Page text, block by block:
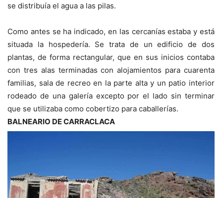
se distribuía el agua a las pilas.
Como antes se ha indicado, en las cercanías estaba y está
situada la hospedería. Se trata de un edificio de dos
plantas, de forma rectangular, que en sus inicios contaba
con tres alas terminadas con alojamientos para cuarenta
familias, sala de recreo en la parte alta y un patio interior
rodeado de una galería excepto por el lado sin terminar
que se utilizaba como cobertizo para caballerías.
BALNEARIO DE CARRACLACA